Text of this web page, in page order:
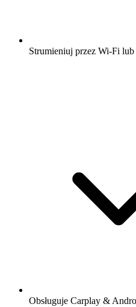
Strumieniuj przez Wi-Fi
Obsługuje Carplay &